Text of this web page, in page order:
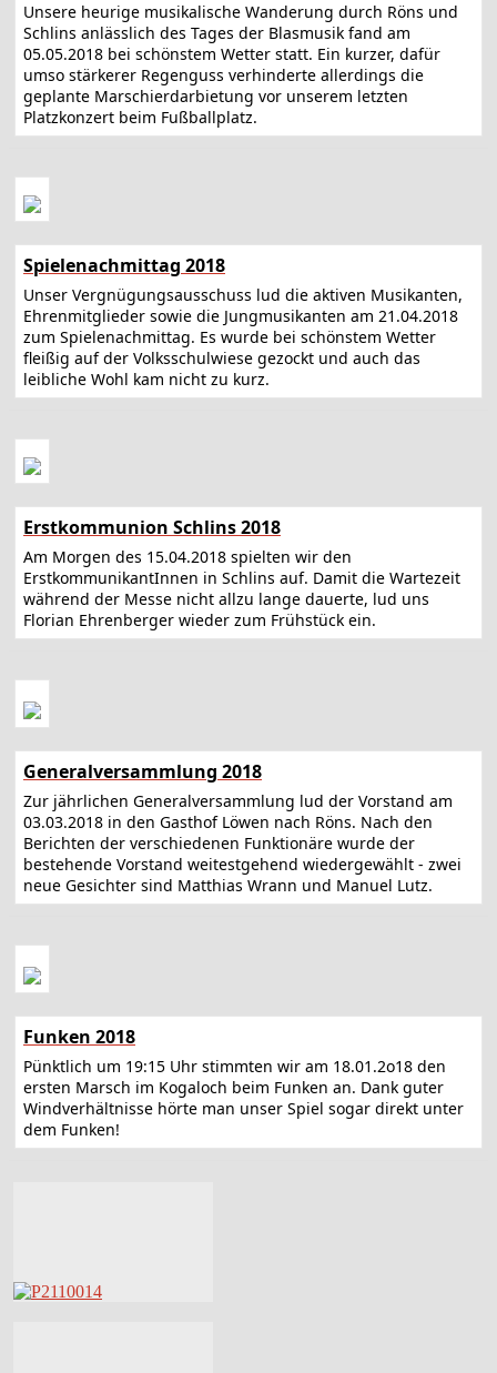
Unsere heurige musikalische Wanderung durch Röns und
Schlins anlässlich des Tages der Blasmusik fand am
05.05.2018 bei schönstem Wetter statt. Ein kurzer, dafür
umso stärkerer Regenguss verhinderte allerdings die
geplante Marschierdarbietung vor unserem letzten
Platzkonzert beim Fußballplatz.
Spielenachmittag 2018
Unser Vergnügungsausschuss lud die aktiven Musikanten,
Ehrenmitglieder sowie die Jungmusikanten am 21.04.2018
zum Spielenachmittag. Es wurde bei schönstem Wetter
fleißig auf der Volksschulwiese gezockt und auch das
leibliche Wohl kam nicht zu kurz.
Erstkommunion Schlins 2018
Am Morgen des 15.04.2018 spielten wir den
ErstkommunikantInnen in Schlins auf. Damit die Wartezeit
während der Messe nicht allzu lange dauerte, lud uns
Florian Ehrenberger wieder zum Frühstück ein.
Generalversammlung 2018
Zur jährlichen Generalversammlung lud der Vorstand am
03.03.2018 in den Gasthof Löwen nach Röns. Nach den
Berichten der verschiedenen Funktionäre wurde der
bestehende Vorstand weitestgehend wiedergewählt - zwei
neue Gesichter sind Matthias Wrann und Manuel Lutz.
Funken 2018
Pünktlich um 19:15 Uhr stimmten wir am 18.01.2o18 den
ersten Marsch im Kogaloch beim Funken an. Dank guter
Windverhältnisse hörte man unser Spiel sogar direkt unter
dem Funken!